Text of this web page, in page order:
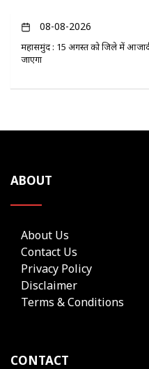
08-08-2026
महासमुंद : 15 अगस्त को जिले में
जाएगा
ABOUT
About Us
Contact Us
Privacy Policy
Disclaimer
Terms & Conditions
CONTACT